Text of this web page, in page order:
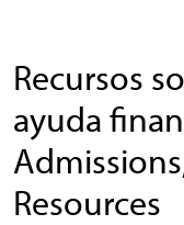
Recursos
ayuda
Resources